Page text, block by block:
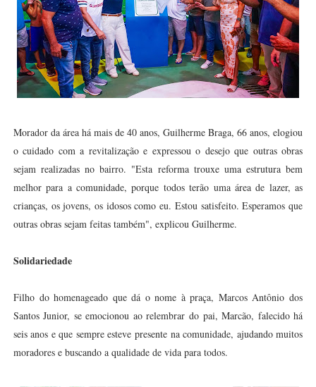
Morador da área há mais de 40 anos, Guilherme Braga, 66 anos, elogiou
o cuidado com a revitalização e expressou o desejo que outras obras
sejam realizadas no bairro. "Esta reforma trouxe uma estrutura bem
melhor para a comunidade, porque todos terão uma área de lazer, as
crianças, os jovens, os idosos como eu. Estou satisfeito. Esperamos que
outras obras sejam feitas também", explicou Guilherme.
Solidariedade
Filho do homenageado que dá o nome à praça, Marcos Antônio dos
Santos Junior, se emocionou ao relembrar do pai, Marcão, falecido há
seis anos e que sempre esteve presente na comunidade, ajudando muitos
moradores e buscando a qualidade de vida para todos.